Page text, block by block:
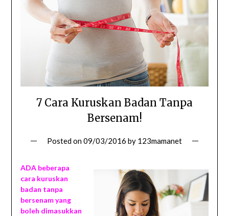
7 Cara Kuruskan Badan Tanpa
Bersenam!
Posted on09/03/2016 by 123mamanet
ADA beberapa
cara kuruskan
badan tanpa
bersenam yang
boleh dimasukkan